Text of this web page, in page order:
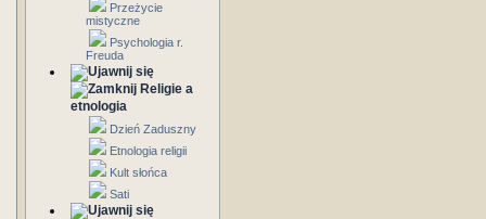
Przeżycie
mistyczne
Psychologia r.
Freuda
Religie a
etnologia
Dzień Zaduszny
Etnologia religii
Kult słońca
Sati